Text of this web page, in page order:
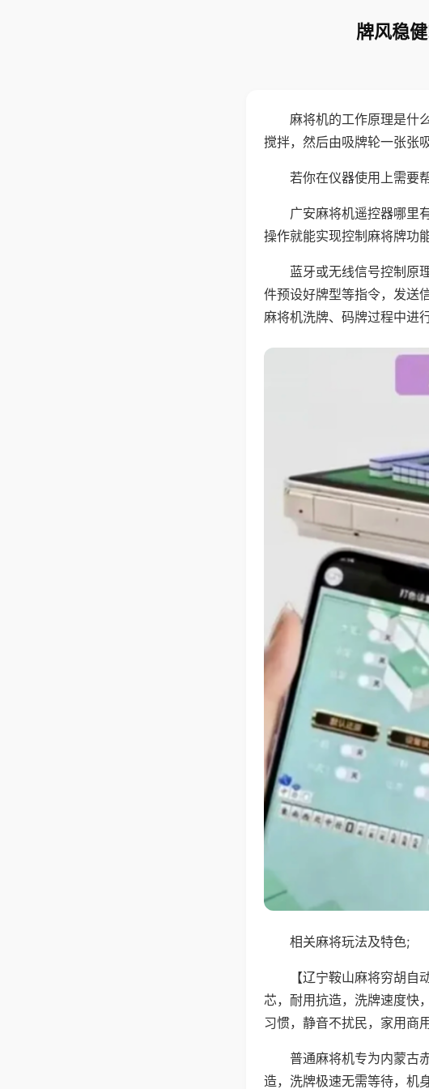
牌风稳
麻将机的工作原理是什
搅拌，然后由吸牌轮一张张
若你在仪器使用上需要
广安麻将机遥控器哪里
操作就能实现控制麻将牌功
蓝牙或无线信号控制原
件预设好牌型等指令，发送
麻将机洗牌、码牌过程中进
相关麻将玩法及特色;
【辽宁鞍山麻将穷胡
芯，耐用抗造，洗牌速度快
习惯，静音不扰民，家用商
普通麻将机专为内蒙古
造，洗牌极速无需等待，机